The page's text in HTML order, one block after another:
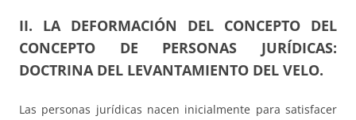
II. LA DEFORMACIÓN DEL CONCEPTO DEL
CONCEPTO DE PERSONAS JURÍDICAS:
DOCTRINA DEL LEVANTAMIENTO DEL VELO.
Las personas jurídicas nacen inicialmente para satisfacer